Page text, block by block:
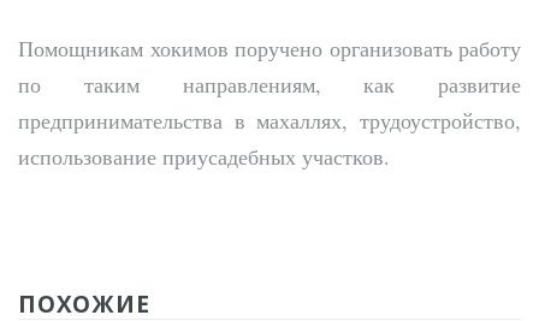
Помощникам хокимов поручено организовать работу
по таким направлениям, как развитие
предпринимательства в махаллях, трудоустройство,
использование приусадебных участков.
ПОХОЖИЕ